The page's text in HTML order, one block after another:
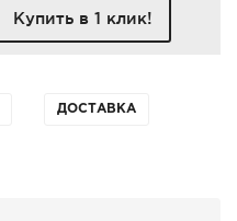
Купить в 1 клик!
ДОСТАВКА